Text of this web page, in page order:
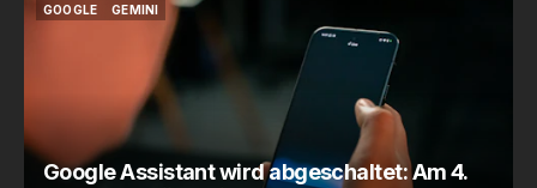
GOOGLE
GEMINI
Google Assistant wird abgeschaltet: Am 4.